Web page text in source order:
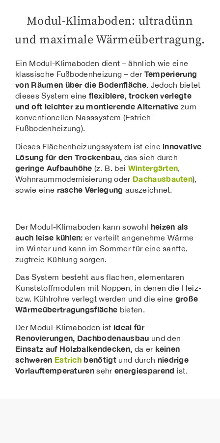
Modul-Klimaboden: ultradünn
und maximale Wärmeübertragung.
Ein Modul-Klimaboden dient – ähnlich wie eine
klassische Fußbodenheizung – der Temperierung
von Räumen über die Bodenfläche. Jedoch bietet
dieses System eineflexiblere, trocken verlegte
und oft leichter zu montierende Alternative zum
konventionellen Nasssystem (Estrich-
Fußbodenheizung).
Dieses Flächenheizungssystem ist eine innovative
Lösung für den Trockenbau, das sich durch
geringe Aufbauhöhe (z. B. bei Wintergärten,
Wohnraummodernisierung oder Dachausbauten),
sowie eine rasche Verlegung auszeichnet.
Der Modul-Klimaboden kann sowohl heizen als
auch leise kühlen:er verteilt angenehme Wärme
im Winter und kann im Sommer für eine sanfte,
zugfreie Kühlung sorgen.
Das System besteht aus flachen, elementaren
Kunststoffmodulen mit Noppen, in denen die Heiz-
bzw. Kühlrohre verlegt werden und die eine große
Wärmeübertragungsfläche bieten.
Der Modul-Klimaboden ist ideal für
Renovierungen, Dachbodenausbau und den
Einsatz auf Holzbalkendecken, da er keinen
schweren Estrich benötigt und durch niedrige
Vorlauftemperaturen sehrenergiesparend ist.